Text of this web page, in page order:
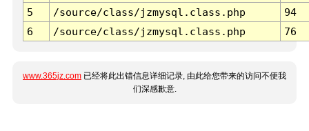
5
/source/class/jzmysql.class.php
94
6
/source/class/jzmysql.class.php 76
www.365jz.com 已经将此出错信息详细记录, 由此给您带来的访问不便我
们深感歉意.